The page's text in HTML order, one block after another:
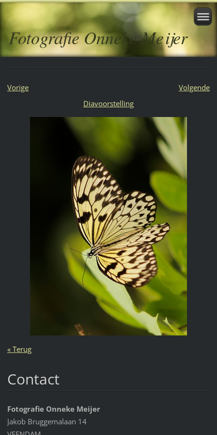
Fotografie Onneke Meijer
Vorige
Volgende
Diavoorstelling
« Terug
Contact
Fotografie Onneke Meijer
Jakob Bruggemalaan 14